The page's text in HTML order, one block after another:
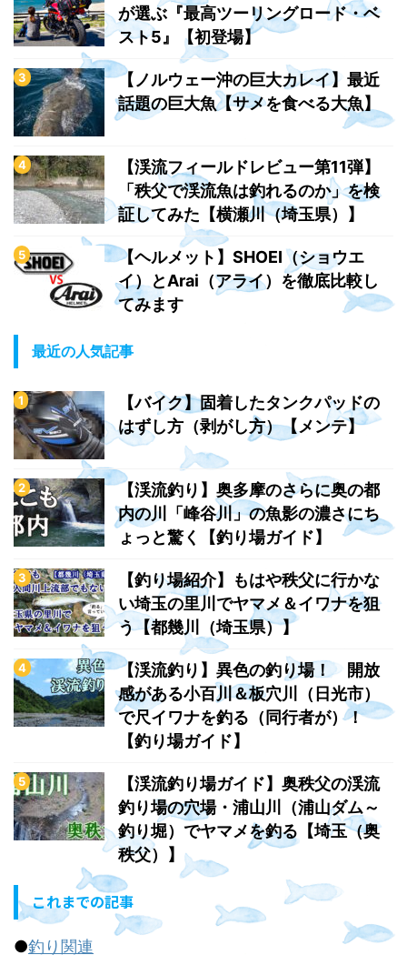
が選ぶ『最高ツーリングロード・ベ
スト5』【初登場】
【ノルウェー沖の巨大カレイ】最近
話題の巨大魚【サメを食べる大魚】
【渓流フィールドレビュー第11弾】
「秩父で渓流魚は釣れるのか」を検
証してみた【横瀬川（埼玉県）】
【ヘルメット】SHOEI（ショウエ
イ）とArai（アライ）を徹底比較し
てみます
最近の人気記事
【バイク】固着したタンクパッドの
はずし方（剥がし方）【メンテ】
【渓流釣り】奥多摩のさらに奥の都
内の川「峰谷川」の魚影の濃さにち
ょっと驚く【釣り場ガイド】
【釣り場紹介】もはや秩父に行かな
い埼玉の里川でヤマメ＆イワナを狙
う【都幾川（埼玉県）】
【渓流釣り】異色の釣り場！ 開放
感がある小百川＆板穴川（日光市）
で尺イワナを釣る（同行者が）！
【釣り場ガイド】
【渓流釣り場ガイド】奥秩父の渓流
釣り場の穴場・浦山川（浦山ダム～
釣り堀）でヤマメを釣る【埼玉（奥
秩父）】
これまでの記事
●釣り関連